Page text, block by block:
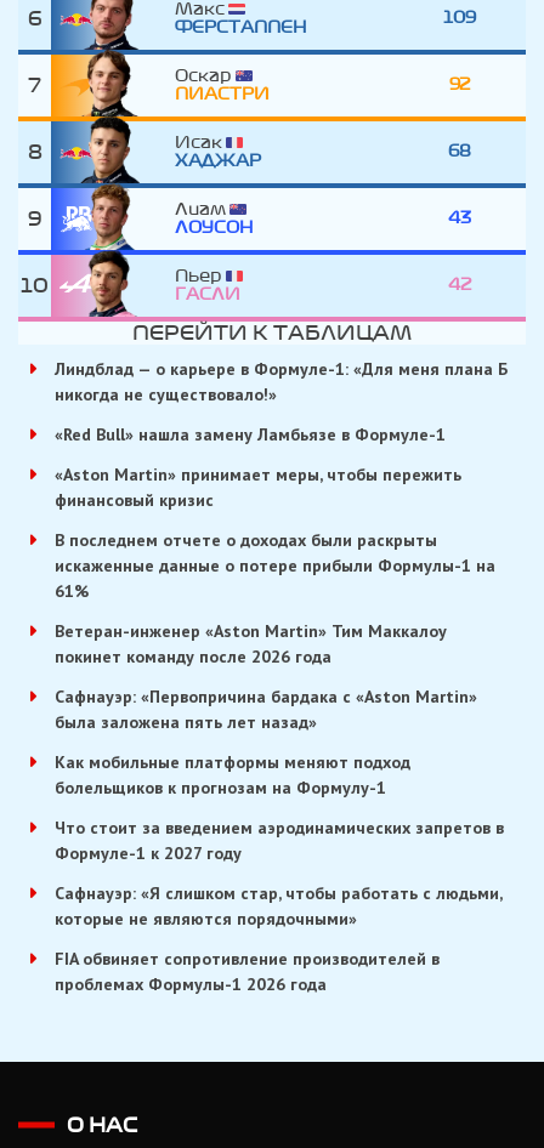
6
Макс
ФЕРСТАППЕН
109
7
Оскар
ПИАСТРИ
92
8
Исак
ХАДЖАР
68
9
Лиам
ЛОУСОН
43
10
Пьер
ГАСЛИ
42
ПЕРЕЙТИ К ТАБЛИЦАМ
Линдблад — о карьере в Формуле-1: «Для меня плана Б
никогда не существовало!»
«Red Bull» нашла замену Ламбьязе в Формуле-1
«Aston Martin» принимает меры, чтобы пережить
финансовый кризис
В последнем отчете о доходах были раскрыты
искаженные данные о потере прибыли Формулы-1 на
61%
Ветеран-инженер «Aston Martin» Тим Маккалоу
покинет команду после 2026 года
Сафнауэр: «Первопричина бардака с «Aston Martin»
была заложена пять лет назад»
Как мобильные платформы меняют подход
болельщиков к прогнозам на Формулу-1
Что стоит за введением аэродинамических запретов в
Формуле-1 к 2027 году
Сафнауэр: «Я слишком стар, чтобы работать с людьми,
которые не являются порядочными»
FIA обвиняет сопротивление производителей в
проблемах Формулы-1 2026 года
О НАС